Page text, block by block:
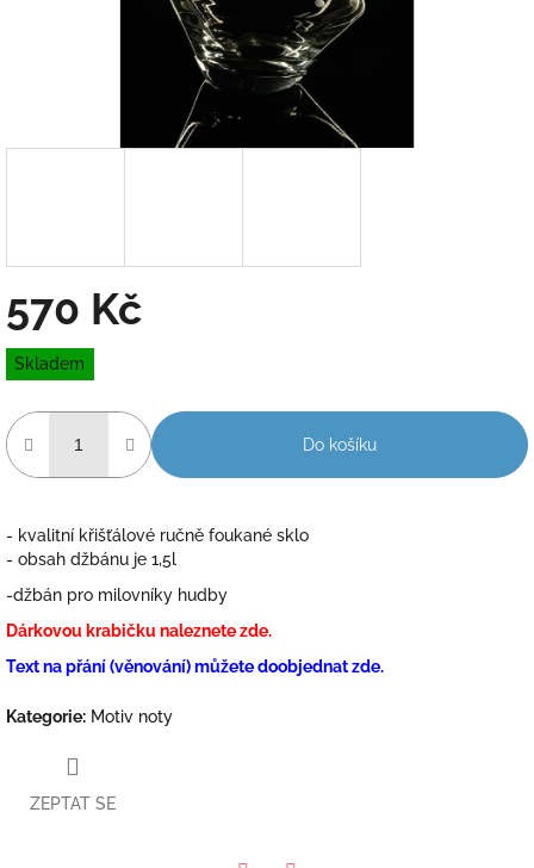
570 Kč
Měrná
cena:
Skladem
Do košíku
- kvalitní křišťálové ručně foukané sklo
- obsah džbánu je 1,5l
-džbán pro milovníky hudby
Dárkovou krabičku naleznete zde.
Text na přání (věnování) můžete doobjednat zde.
Kategorie: Motiv noty
ZEPTAT SE